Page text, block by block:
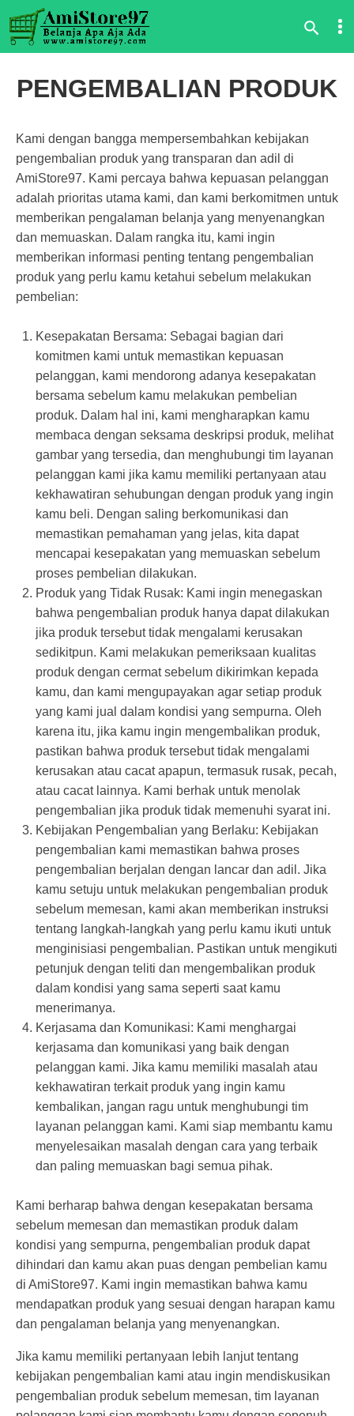
PENGEMBALIAN PRODUK
Kami dengan bangga mempersembahkan kebijakan
pengembalian produk yang transparan dan adil di
AmiStore97. Kami percaya bahwa kepuasan pelanggan
adalah prioritas utama kami, dan kami berkomitmen untuk
memberikan pengalaman belanja yang menyenangkan
dan memuaskan. Dalam rangka itu, kami ingin
memberikan informasi penting tentang pengembalian
produk yang perlu kamu ketahui sebelum melakukan
pembelian:
Kesepakatan Bersama: Sebagai bagian dari
komitmen kami untuk memastikan kepuasan
pelanggan, kami mendorong adanya kesepakatan
bersama sebelum kamu melakukan pembelian
produk. Dalam hal ini, kami mengharapkan kamu
membaca dengan seksama deskripsi produk, melihat
gambar yang tersedia, dan menghubungi tim layanan
pelanggan kami jika kamu memiliki pertanyaan atau
kekhawatiran sehubungan dengan produk yang ingin
kamu beli. Dengan saling berkomunikasi dan
memastikan pemahaman yang jelas, kita dapat
mencapai kesepakatan yang memuaskan sebelum
proses pembelian dilakukan.
Produk yang Tidak Rusak: Kami ingin menegaskan
bahwa pengembalian produk hanya dapat dilakukan
jika produk tersebut tidak mengalami kerusakan
sedikitpun. Kami melakukan pemeriksaan kualitas
produk dengan cermat sebelum dikirimkan kepada
kamu, dan kami mengupayakan agar setiap produk
yang kami jual dalam kondisi yang sempurna. Oleh
karena itu, jika kamu ingin mengembalikan produk,
pastikan bahwa produk tersebut tidak mengalami
kerusakan atau cacat apapun, termasuk rusak, pecah,
atau cacat lainnya. Kami berhak untuk menolak
pengembalian jika produk tidak memenuhi syarat ini.
Kebijakan Pengembalian yang Berlaku: Kebijakan
pengembalian kami memastikan bahwa proses
pengembalian berjalan dengan lancar dan adil. Jika
kamu setuju untuk melakukan pengembalian produk
sebelum memesan, kami akan memberikan instruksi
tentang langkah-langkah yang perlu kamu ikuti untuk
menginisiasi pengembalian. Pastikan untuk mengikuti
petunjuk dengan teliti dan mengembalikan produk
dalam kondisi yang sama seperti saat kamu
menerimanya.
Kerjasama dan Komunikasi: Kami menghargai
kerjasama dan komunikasi yang baik dengan
pelanggan kami. Jika kamu memiliki masalah atau
kekhawatiran terkait produk yang ingin kamu
kembalikan, jangan ragu untuk menghubungi tim
layanan pelanggan kami. Kami siap membantu kamu
menyelesaikan masalah dengan cara yang terbaik
dan paling memuaskan bagi semua pihak.
Kami berharap bahwa dengan kesepakatan bersama
sebelum memesan dan memastikan produk dalam
kondisi yang sempurna, pengembalian produk dapat
dihindari dan kamu akan puas dengan pembelian kamu
di AmiStore97. Kami ingin memastikan bahwa kamu
mendapatkan produk yang sesuai dengan harapan kamu
dan pengalaman belanja yang menyenangkan.
Jika kamu memiliki pertanyaan lebih lanjut tentang
kebijakan pengembalian kami atau ingin mendiskusikan
pengembalian produk sebelum memesan, tim layanan